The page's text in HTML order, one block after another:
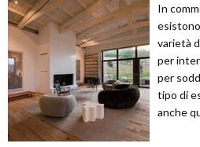
In
varietà
per
per
tipo di
anche